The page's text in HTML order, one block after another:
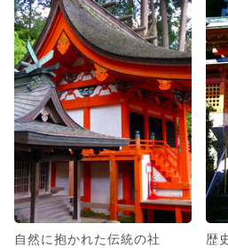
自然に抱かれた伝統の社 歴